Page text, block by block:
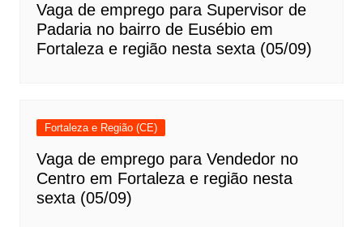
Vaga de emprego para Supervisor de
Padaria no bairro de Eusébio em
Fortaleza e região nesta sexta (05/09)
Fortaleza e Região (CE)
Vaga de emprego para Vendedor no
Centro em Fortaleza e região nesta
sexta (05/09)